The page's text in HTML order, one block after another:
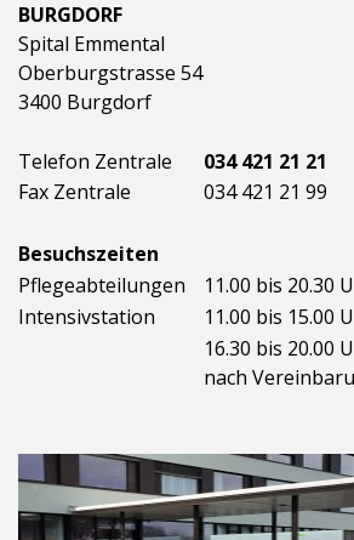
BURGDORF
Spital Emmental
Oberburgstrasse 54
3400 Burgdorf
Telefon Zentrale
034 421 21 21
Fax Zentrale
034 421 21 99
Besuchszeiten
Pflegeabteilungen
11.00 bis 20.30
Intensivstation
11.00 bis 15.00
16.30 bis 20.00
nach